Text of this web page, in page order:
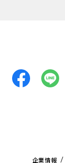
企業情報